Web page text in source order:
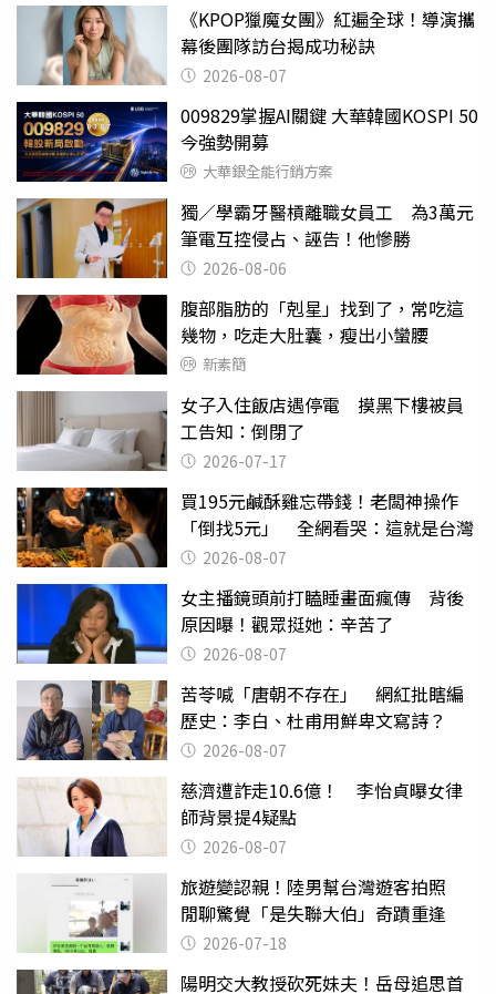
《KPOP獵魔女團》紅遍全球！導演攜
幕後團隊訪台揭成功秘訣
2026-08-07
009829掌握AI關鍵 大華韓國KOSPI 50
今強勢開募
大華銀全能行銷方案
獨／學霸牙醫槓離職女員工 為3萬元
筆電互控侵占、誣告！他慘勝
2026-08-06
腹部脂肪的「剋星」找到了，常吃這
幾物，吃走大肚囊，瘦出小蠻腰
新素簡
女子入住飯店遇停電 摸黑下樓被員
工告知：倒閉了
2026-07-17
買195元鹹酥雞忘帶錢！老闆神操作
「倒找5元」 全網看哭：這就是台灣
2026-08-07
女主播鏡頭前打瞌睡畫面瘋傳 背後
原因曝！觀眾挺她：辛苦了
2026-08-07
苦苓喊「唐朝不存在」 網紅批瞎編
歷史：李白、杜甫用鮮卑文寫詩？
2026-08-07
慈濟遭詐走10.6億！ 李怡貞曝女律
師背景提4疑點
2026-08-07
旅遊變認親！陸男幫台灣遊客拍照
閒聊驚覺「是失聯大伯」奇蹟重逢
2026-07-18
陽明交大教授砍死妹夫！岳母追思首